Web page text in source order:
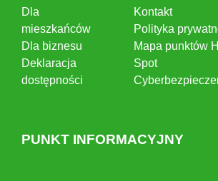
Dla
mieszkańców
Dla biznesu
Deklaracja
dostępności
Kontakt
Polityka
Mapa punktów
Spot
PUNKT INFORMACYJNY